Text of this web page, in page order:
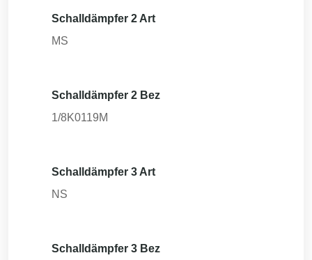
Schalldämpfer 2 Art
MS
Schalldämpfer 2 Bez
1/8K0119M
Schalldämpfer 3 Art
NS
Schalldämpfer 3 Bez